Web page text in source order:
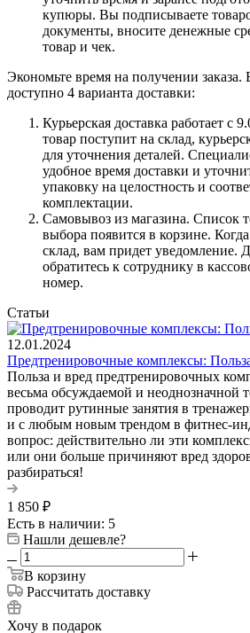
купюры. Вы подписываете
документы, вносите денежные
товар и чек.
Экономьте время на получении заказа.
доступно 4 варианта доставки:
Курьерская доставка работает с
товар поступит на склад,
для уточнения деталей.
удобное время доставки и
упаковку на целостность и
комплектации.
Самовывоз из магазина. Список
выбора появится в корзине.
склад, вам придет уведомление.
обратитесь к сотруднику в
номер.
Статьи
12.01.2024
Предтренировочные комплексы:
Польза и вред предтренировочных
весьма обсуждаемой и неоднозначной
проводит рутинные занятия в
и с любым новым трендом в фитнес-
вопрос: действительно ли эти
или они больше причиняют вред
разбираться!
1 850 ₽
Есть в наличии: 5
Нашли дешевле?
В корзину
Рассчитать доставку
Хочу в подарок